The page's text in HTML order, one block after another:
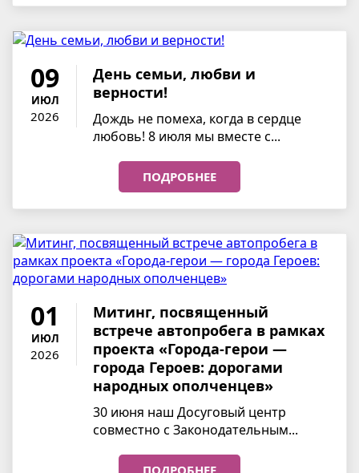
09
ИЮЛ
2026
День семьи, любви и
верности!
Дождь не помеха, когда в сердце
любовь! 8 июля мы вместе с...
ПОДРОБНЕЕ
01
ИЮЛ
2026
Митинг, посвященный
встрече автопробега в рамках
проекта «Города-герои —
города Героев: дорогами
народных ополченцев»
30 июня наш Досуговый центр
совместно с Законодательным...
ПОДРОБНЕЕ